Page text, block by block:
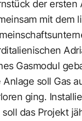
der ersten
mit dem
Gasmodul
Anlage soll Gas
ging.
soll das Projekt